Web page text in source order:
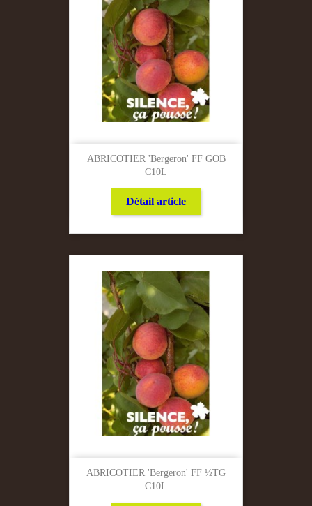
ABRICOTIER 'Bergeron' FF GOB
C10L
Détail article
ABRICOTIER 'Bergeron' FF ½TG
C10L